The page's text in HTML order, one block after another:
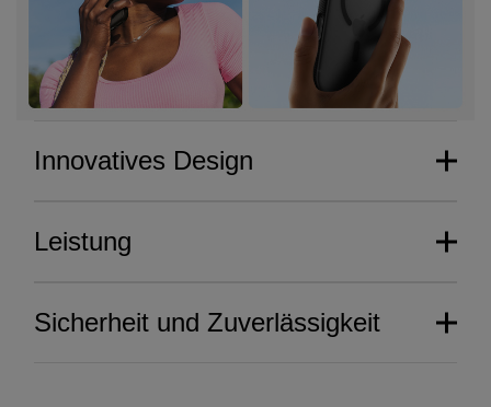
Innovatives Design
Leistung
Sicherheit und Zuverlässigkeit